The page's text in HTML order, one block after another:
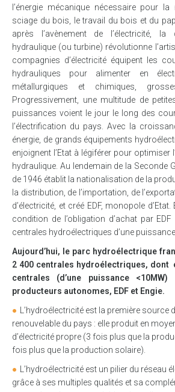
l’énergie mécanique nécessaire pour
sciage du bois, le travail du bois et du
après l’avènement de l’électricité,
hydraulique (ou turbine) révolutionne
compagnies d’électricité équipent les
hydrauliques pour alimenter en
métallurgiques et chimiques,
Progressivement, une multitude de
puissances voient le jour le long des
l’électrification du pays. Avec la
énergie, de grands équipements
enjoignent l’Etat à légiférer pour optimiser
hydraulique. Au lendemain de la Seconde
de 1946 établit la nationalisation de la
la distribution, de l’importation, de
d’électricité, et créé EDF, monopole
condition de l’obligation d’achat par
centrales hydroélectriques d’une
Aujourd’hui, le parc hydroélectrique
2 400 centrales hydroélectriques, dont
centrales
(d’une puissance
producteurs autonomes, EDF et Engie.
L’hydroélectricité est la première source
renouvelable du pays : elle produit en
d’électricité propre (3 fois plus que la
fois plus que la production solaire).
L’hydroélectricité est un pilier du réseau
grâce à ses multiples qualités et sa